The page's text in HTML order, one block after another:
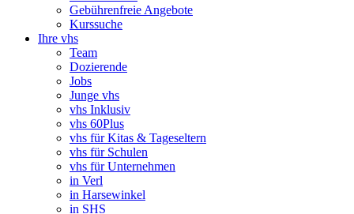
Gebührenfreie Angebote
Kurssuche
Ihre vhs
Team
Dozierende
Jobs
Junge vhs
vhs Inklusiv
vhs 60Plus
vhs für Kitas & Tageseltern
vhs für Schulen
vhs für Unternehmen
in Verl
in Harsewinkel
in SHS